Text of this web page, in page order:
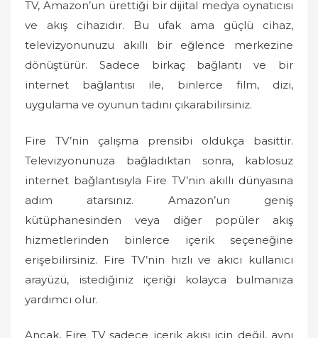
TV, Amazon’un ürettiği bir dijital medya oynatıcısı
ve akış cihazıdır. Bu ufak ama güçlü cihaz,
televizyonunuzu akıllı bir eğlence merkezine
dönüştürür. Sadece birkaç bağlantı ve bir
internet bağlantısı ile, binlerce film, dizi,
uygulama ve oyunun tadını çıkarabilirsiniz.
Fire TV’nin çalışma prensibi oldukça basittir.
Televizyonunuza bağladıktan sonra, kablosuz
internet bağlantısıyla Fire TV’nin akıllı dünyasına
adım atarsınız. Amazon’un geniş
kütüphanesinden veya diğer popüler akış
hizmetlerinden binlerce içerik seçeneğine
erişebilirsiniz. Fire TV’nin hızlı ve akıcı kullanıcı
arayüzü, istediğiniz içeriği kolayca bulmanıza
yardımcı olur.
Ancak, Fire TV sadece içerik akışı için değil, aynı